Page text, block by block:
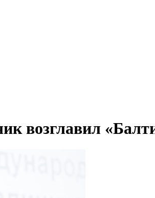
возглавил